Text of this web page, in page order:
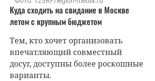
Куда сходить на свидание в Москве
летом с крупным бюджетом
Тем, кто хочет организовать
впечатляющий совместный
досуг, доступны более роскошные
варианты.